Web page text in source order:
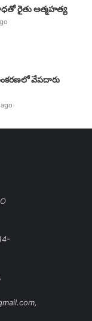
రైతు ఆత్మహత్య
వేపదారు